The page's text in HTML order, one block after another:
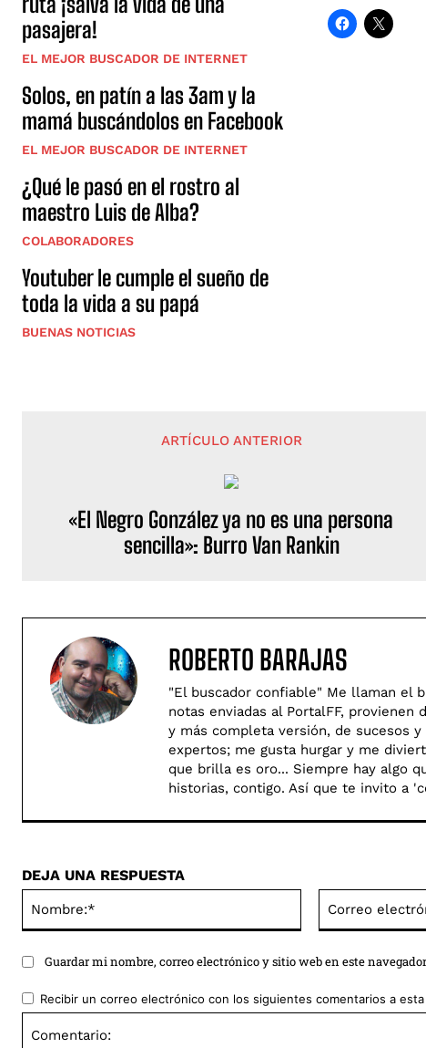
pasajera!
EL MEJOR BUSCADOR DE INTERNET
Solos, en patín a las 3am y la
mamá buscándolos en Facebook
EL MEJOR BUSCADOR DE INTERNET
¿Qué le pasó en el rostro al
maestro Luis de Alba?
COLABORADORES
Youtuber le cumple el sueño de
toda la vida a su papá
BUENAS NOTICIAS
ARTÍCULO ANTERIOR
«El Negro González ya no es una persona
sencilla»: Burro Van Rankin
ROBERTO BARAJAS
"El buscador confiable" Me llaman el
notas enviadas al PortalFF,
y más completa versión, de sucesos
expertos; me gusta hurgar y me
que brilla es oro... Siempre hay algo
historias, contigo. Así­ que te invito a
DEJA UNA RESPUESTA
Guardar mi nombre, correo electrónico y sitio web en este
Recibir un correo electrónico con los siguientes comentarios a